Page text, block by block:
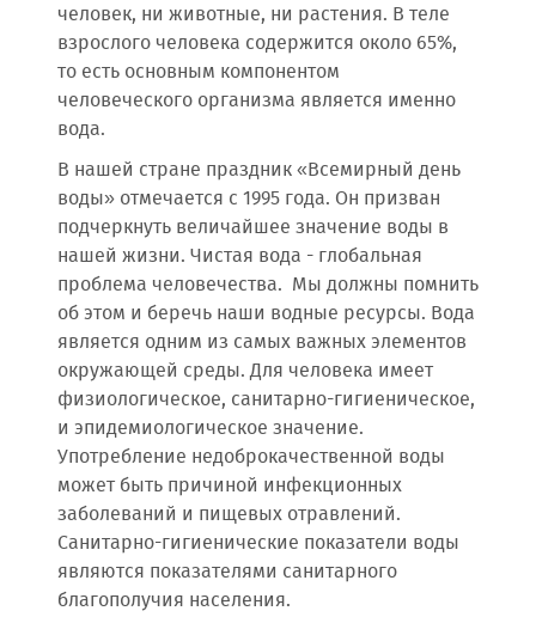
человек, ни животные, ни растения. В теле
взрослого человека содержится около 65%,
то есть основным компонентом
человеческого организма является именно
вода.
В нашей стране праздник «Всемирный день
воды» отмечается с 1995 года. Он призван
подчеркнуть величайшее значение воды в
нашей жизни. Чистая вода - глобальная
проблема человечества. Мы должны помнить
об этом и беречь наши водные ресурсы. Вода
является одним из самых важных элементов
окружающей среды. Для человека имеет
физиологическое, санитарно-гигиеническое,
и эпидемиологическое значение.
Употребление недоброкачественной воды
может быть причиной инфекционных
заболеваний и пищевых отравлений.
Санитарно-гигиенические показатели воды
являются показателями санитарного
благополучия населения.